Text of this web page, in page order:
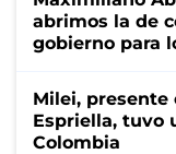
abrimos la de
gobierno para
Milei, presente
Espriella, tuvo
Colombia